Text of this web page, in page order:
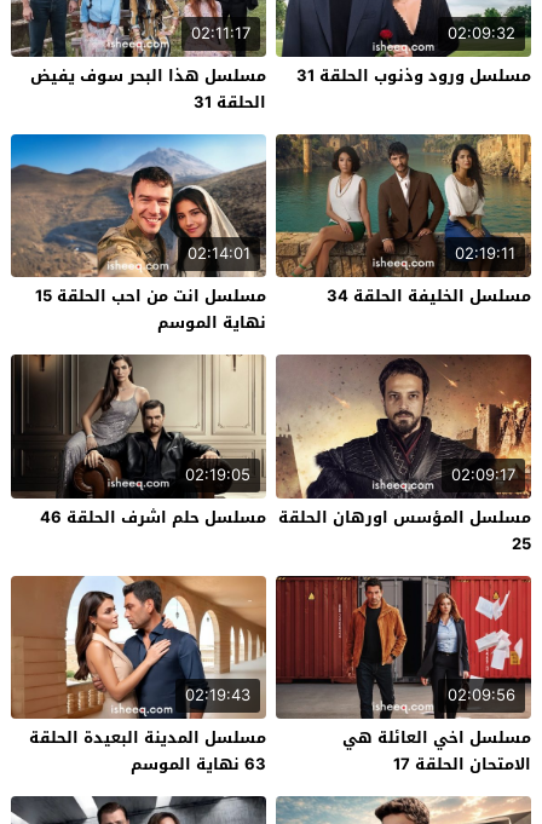
02:09:32
مسلسل ورود وذنوب الحلقة 31
02:11:17
مسلسل هذا البحر سوف يفيض
الحلقة 31
02:19:11
مسلسل الخليفة الحلقة 34
02:14:01
مسلسل انت من احب الحلقة 15
نهاية الموسم
02:09:17
مسلسل المؤسس اورهان الحلقة
25
02:19:05
مسلسل حلم اشرف الحلقة 46
02:09:56
مسلسل اخي العائلة هي
الامتحان الحلقة 17
02:19:43
مسلسل المدينة البعيدة الحلقة
63 نهاية الموسم